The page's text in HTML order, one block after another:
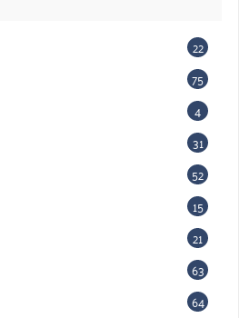
22
75
4
31
52
15
21
63
64